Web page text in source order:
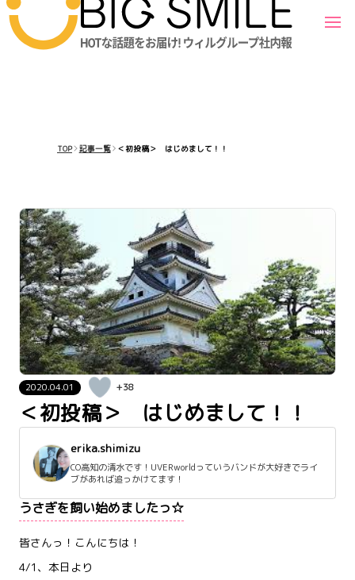
TOP 記事一覧 ＜初投稿＞ はじめまして！！
2020.04.01 +38
＜初投稿＞ はじめまして！！
erika.shimizu
CO高知の清水です！UVERworldっていうバンドが大好きでライ
ブがあれば追っかけてます！
うさぎを飼い始めましたっ☆
皆さんっ！こんにちは！
4/1、本日より